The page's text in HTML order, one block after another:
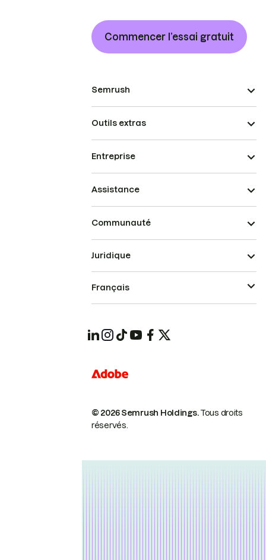
Commencer l’essai gratuit
Semrush
Outils extras
Entreprise
Assistance
Communauté
© 2026 Semrush Holdings.Tous droits
réservés.
Juridique
Français